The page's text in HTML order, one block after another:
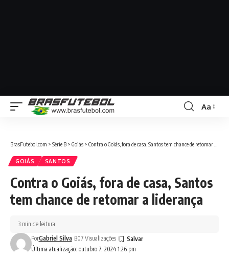
Aa
BrasFutebol.com > Série B > Goiás > Contra o Goiás, fora de casa, Santos tem chance de retomar a liderança
GOIÁS SANTOS
Contra o Goiás, fora de casa, Santos
tem chance de retomar a liderança
Última atualização: outubro 7, 2024 1:26 pm
PorGabriel Silva 307 Visualizações
3 min de leitura